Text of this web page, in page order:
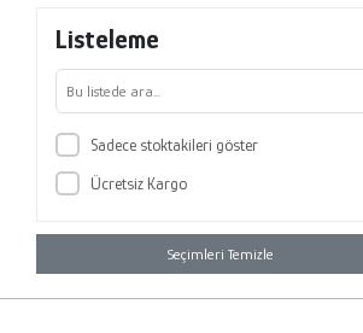
Listeleme
Sadece stoktakileri göster
Ücretsiz Kargo
Seçimleri Temizle